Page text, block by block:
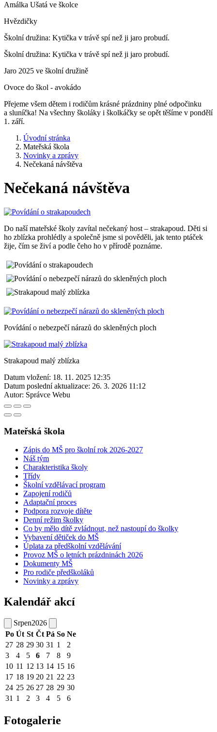
Amálka Ušatá ve školce
Hvězdičky
Školní družina: Kytička v trávě spí než ji jaro probudí.
Školní družina: Kytička v trávě spí než ji jaro probudí.
Jaro 2025 ve školní družině
Ovoce do škol - avokádo
Přejeme všem dětem i rodičům krásné prázdniny plné odpočinku
a sluníčka! Na všechny školáky i školkáčky se opět těšíme v pondělí
1. září.
Úvodní stránka
Mateřská škola
Novinky a zprávy
Nečekaná návštěva
Nečekaná návštěva
Do naší mateřské školy zavítal nečekaný host – strakapoud. Děti si
ho zblízka prohlédly a společně jsme si pověděli, jak tento ptáček
žije, čím se živí a podle čeho ho v přírodě poznáme.
Povídání o nebezpečí nárazů do skleněných ploch
Strakapoud malý zblízka
Datum vložení: 18. 11. 2025 12:35
Datum poslední aktualizace: 26. 3. 2026 11:12
Autor: Správce Webu
Mateřská škola
Zápis do MŠ pro školní rok 2026-2027
Náš tým
Charakteristika školy
Třídy
Školní vzdělávací program
Zapojení rodičů
Adaptační proces
Podpora rozvoje dítěte
Denní režim školky
Co by mělo dítě zvládnout, než nastoupí do školky
Vybavení dětiček do MŠ
Úplata za předškolní vzdělávání
Provoz MŠ o letních prázdninách 2026
Dokumenty MŠ
Pro rodiče předškoláků
Novinky a zprávy
Kalendář akcí
Srpen2026
Po Út St Čt Pá So Ne
27 28 29 30 31 1
2
3
4 5 6 7 8
9
10 11 12 13 14 15 16
17 18 19 20 21 22 23
24 25 26 27 28 29 30
31 1 2 3 4 5 6
Fotogalerie